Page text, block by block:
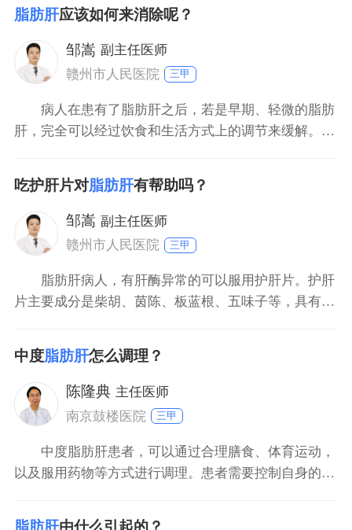
糊、甚至难以辨认。如果对彩超的描述不能够很了解，
那么就只看彩超的诊断就可以。一般会报轻度脂肪肝，
中度脂肪肝或者重
脂肪肝应该如何来消除呢？
邹嵩 副主任医师
赣州市人民医院
三甲
病人在患有了脂肪肝之后，若是早期、轻微的脂肪
肝，完全可以经过饮食和生活方式上的调节来缓解。首
注意进行锻炼，可以有效的改善脂肪肝的症状。
吃护肝片对脂肪肝有帮助吗？
邹嵩 副主任医师
赣州市人民医院
三甲
脂肪肝病人，有肝酶异常的可以服用护肝片。护肝
片主要成分是柴胡、茵陈、板蓝根、五味子等，具有疏
肝炎及肝硬化的治疗。但是肝酶正常的病人可以不用服
用保肝的药物，坚持体育锻炼和调整饮食即可。首先饮
食上要防止高脂、高胆固醇、高糖的食物，比如肥肉、
动物内脏、烧
中度脂肪肝怎么调理？
陈隆典 主任医师
南京鼓楼医院
三甲
中度脂肪肝患者，可以通过合理膳食、体育运动，
以及服用药物等方式进行调理。患者需要控制自身的饮
等食物，避免进食高脂肪食物，容易加重机体内脂肪的